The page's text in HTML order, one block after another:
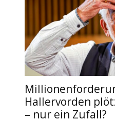
Hallervorden
– nur ein Zufall?